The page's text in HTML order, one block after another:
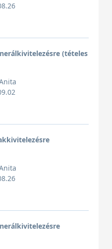
(tételes